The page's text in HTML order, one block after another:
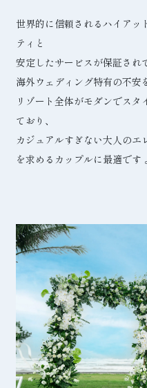
世界的に信頼されるハイアッ
ティと
安定したサービスが保証され
海外ウェディング特有の不安
リゾート全体がモダンでス
ており、
カジュアルすぎない大人の
を求めるカップルに最適です 。